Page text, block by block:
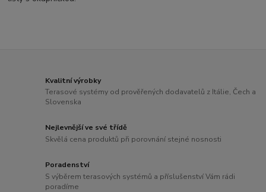
Kvalitní výrobky
Terasové systémy od prověřených dodavatelů z Itálie, Čech a
Slovenska
Nejlevnější ve své třídě
Skvělá cena produktů při porovnání stejné nosnosti
Poradenství
S výběrem terasových systémů a příslušenství Vám rádi
poradíme